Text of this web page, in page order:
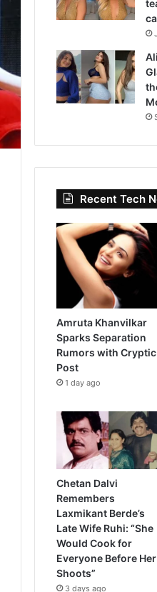
Recent Tech
Amruta Khanvilkar
Sparks Separation
Rumors with Cryptic
Post
1 day ago
Chetan Dalvi
Remembers
Laxmikant Berde’s
Late Wife Ruhi: “She
Would Cook for
Everyone Before Her
Shoots”
3 days ago